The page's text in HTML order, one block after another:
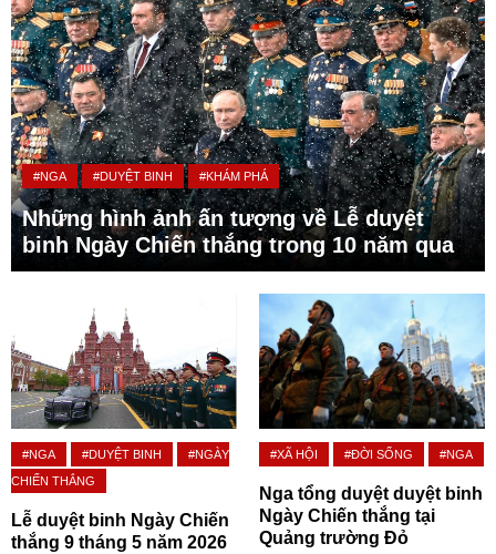
#NGA #DUYỆT BINH #KHÁM PHÁ
Những hình ảnh ấn tượng về Lễ duyệt
binh Ngày Chiến thắng trong 10 năm qua
#NGA #DUYỆT BINH
#NGÀY
CHIẾN THẮNG
Lễ duyệt binh Ngày Chiến
thắng 9 tháng 5 năm 2026
#XÃ HỘI #ĐỜI SỐNG #NGA
Nga tổng duyệt duyệt binh
Ngày Chiến thắng tại
Quảng trường Đỏ